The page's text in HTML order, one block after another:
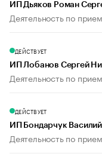
ИП Дьяков Роман
Деятельность по
ДЕЙСТВУЕТ
ИП Лобанов Сергей
Деятельность по
ДЕЙСТВУЕТ
ИП Бондарчук
Деятельность по